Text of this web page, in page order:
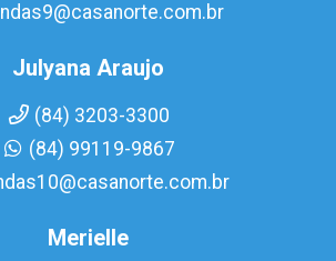
Julyana Araujo
(84) 3203-3300
(84) 99119-9867
Merielle